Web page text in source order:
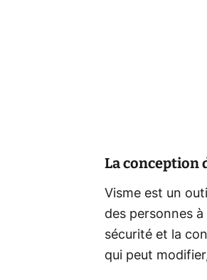
La conception
Visme est un
des personnes
sécurité et la
qui peut